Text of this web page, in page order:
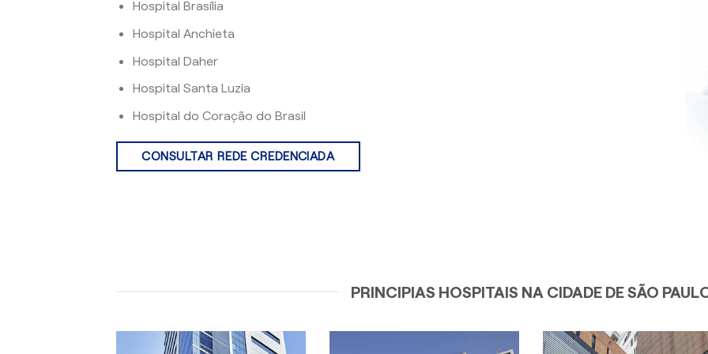
Hospital Brasília
Hospital Anchieta
Hospital Daher
Hospital Santa Luzia
Hospital do Coração do Brasil
CONSULTAR REDE CREDENCIADA
PRINCIPIAS HOSPITAIS NA CIDADE DE SÃO